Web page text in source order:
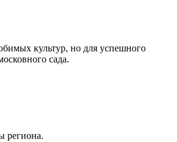
культур, но для успешного
сада.
региона.